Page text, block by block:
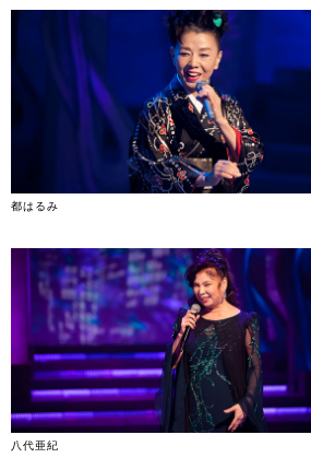
都はるみ
八代亜紀